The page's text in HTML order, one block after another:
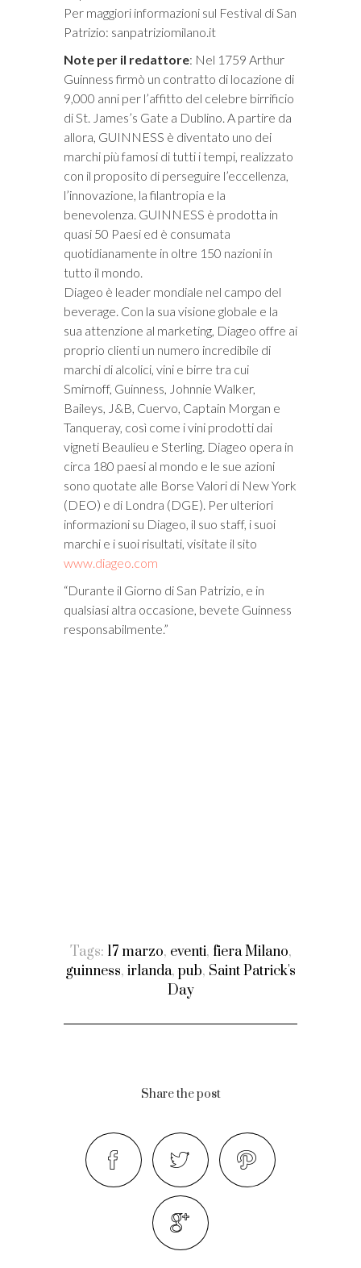
Per maggiori informazioni sul Festival di San
Patrizio: sanpatriziomilano.it
Note per il redattore: Nel 1759 Arthur
Guinness firmò un contratto di locazione di
9,000 anni per l’affitto del celebre birrificio
di St. James’s Gate a Dublino. A partire da
allora, GUINNESS è diventato uno dei
marchi più famosi di tutti i tempi, realizzato
con il proposito di perseguire l’eccellenza,
l’innovazione, la filantropia e la
benevolenza. GUINNESS è prodotta in
quasi 50 Paesi ed è consumata
quotidianamente in oltre 150 nazioni in
tutto il mondo.
Diageo è leader mondiale nel campo del
beverage. Con la sua visione globale e la
sua attenzione al marketing, Diageo offre ai
proprio clienti un numero incredibile di
marchi di alcolici, vini e birre tra cui
Smirnoff, Guinness, Johnnie Walker,
Baileys, J&B, Cuervo, Captain Morgan e
Tanqueray, così come i vini prodotti dai
vigneti Beaulieu e Sterling. Diageo opera in
circa 180 paesi al mondo e le sue azioni
sono quotate alle Borse Valori di New York
(DEO) e di Londra (DGE). Per ulteriori
informazioni su Diageo, il suo staff, i suoi
marchi e i suoi risultati, visitate il sito
www.diageo.com
“Durante il Giorno di San Patrizio, e in
qualsiasi altra occasione, bevete Guinness
responsabilmente.”
Tags: 17 marzo, eventi, fiera Milano,
guinness, irlanda, pub, Saint Patrick's
Day
Share the post